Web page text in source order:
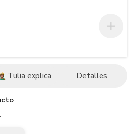
Tulia explica Detalles